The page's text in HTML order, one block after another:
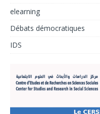
elearning
Débats démocratiques
IDS